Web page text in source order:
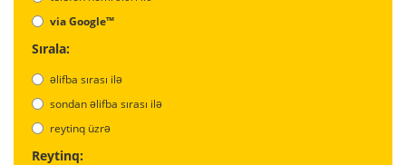
via Google™
Sırala:
əlifba sırası ilə
sondan əlifba sırası ilə
reytinq üzrə
Reytinq: